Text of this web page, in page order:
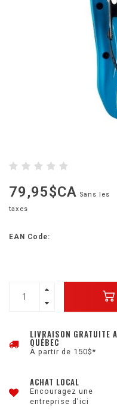
79,95$CA Sans les
taxes
EAN Code:
LIVRAISON GRATUITE
QUÉBEC
À partir de 150$*
ACHAT LOCAL
Encouragez une
entreprise d'ici